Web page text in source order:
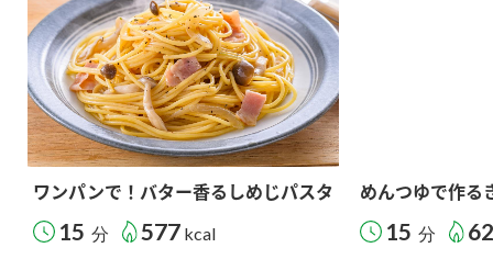
ワンパンで！バター香るしめじパスタ
15 分 577 kcal
めんつゆで作る
15 分